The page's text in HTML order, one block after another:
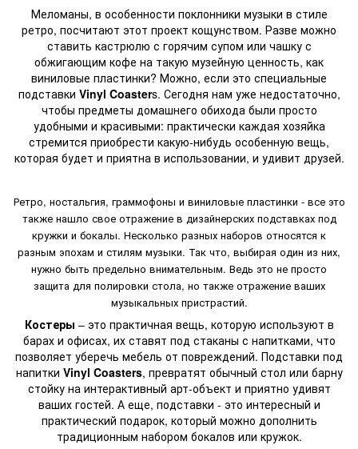
Меломаны, в особенности поклонники музыки в стиле
ретро, посчитают этот проект кощунством. Разве можно
ставить кастрюлю с горячим супом или чашку с
обжигающим кофе на такую музейную ценность, как
виниловые пластинки? Можно, если это специальные
подставки Vinyl Coasters. Сегодня нам уже недостаточно,
чтобы предметы домашнего обихода были просто
удобными и красивыми: практически каждая хозяйка
стремится приобрести какую-нибудь особенную вещь,
которая будет и приятна в использовании, и удивит друзей.
Ретро, ностальгия, граммофоны и виниловые пластинки - все это
также нашло свое отражение в дизайнерских подставках под
кружки и бокалы. Несколько разных наборов относятся к
разным эпохам и стилям музыки. Так что, выбирая один из них,
нужно быть предельно внимательным. Ведь это не просто
защита для полировки стола, но также отражение ваших
музыкальных пристрастий.
Костеры – это практичная вещь, которую используют в
барах и офисах, их ставят под стаканы с напитками, что
позволяет уберечь мебель от повреждений. Подставки под
напитки Vinyl Coasters, превратят обычный стол или барну
стойку на интерактивный арт-объект и приятно удивят
ваших гостей. А еще, подставки - это интересный и
практический подарок, который можно дополнить
традиционным набором бокалов или кружок.